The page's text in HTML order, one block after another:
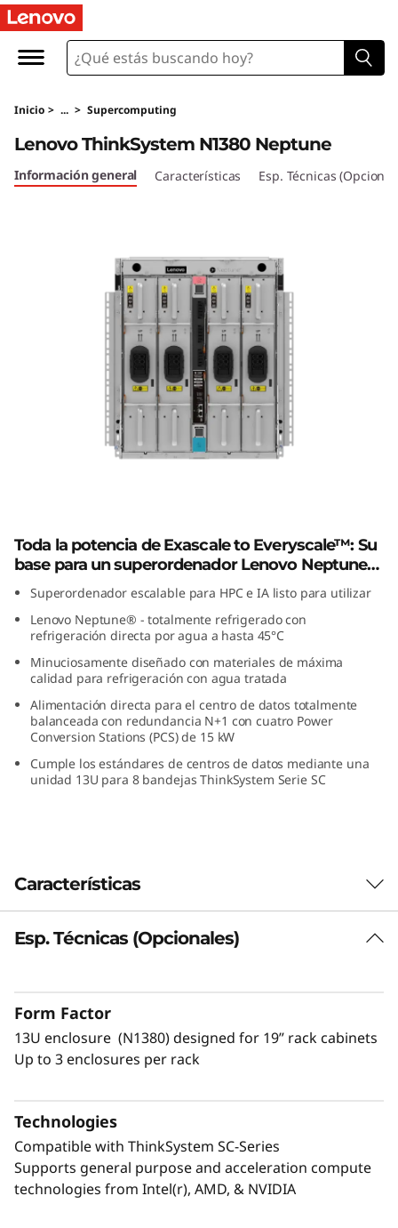
L
n
o
v
e
m
N
1
e
p
u
n
Inicio > ... > Supercomputing
Lenovo ThinkSystem N1380 Neptune
Información general Características Esp. Técnicas
Toda la potencia de Exascale to Everyscale™: Su
base para un superordenador Lenovo Neptune®
para HPC o IA.
Superordenador escalable para HPC e IA listo para utilizar
Lenovo Neptune® - totalmente refrigerado con
refrigeración directa por agua a hasta 45°C
Minuciosamente diseñado con materiales de máxima
calidad para refrigeración con agua tratada
Alimentación directa para el centro de datos totalmente
balanceada con redundancia N+1 con cuatro Power
Conversion Stations (PCS) de 15 kW
Cumple los estándares de centros de datos mediante una
unidad 13U para 8 bandejas ThinkSystem Serie SC
Características
Democratizar el acceso a la tecnología
ThinkSystem N1380 Neptune
diseñado minuciosamente para clientes de
supercomputación para HPC e IA de ExaScale
para escalar desde una unidad compacta 13U
hasta bastidores, filas y centros de datos
completos, cuenta con ocho ranuras para
bandejas, cuatro Power Conversion Stations
Esp. Técnicas (Opcionales)
Form Factor
13U enclosure (N1380) designed for 19” rack cabinets
Up to 3 enclosures per rack
Technologies
Compatible with ThinkSystem SC-Series
Supports general purpose and acceleration compute
technologies from Intel(r), AMD, & NVIDIA